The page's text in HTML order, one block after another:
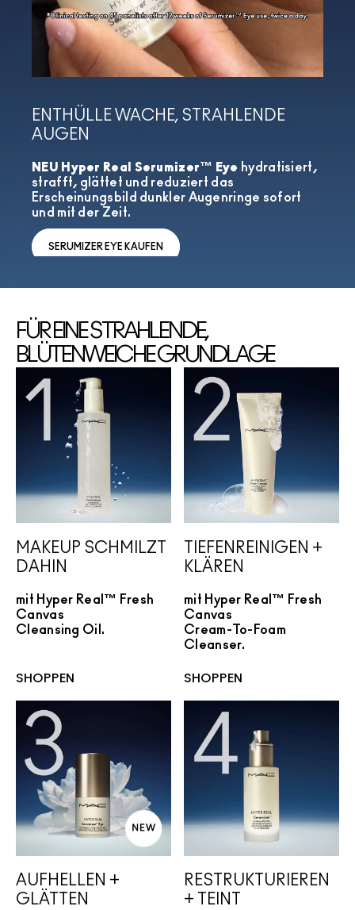
ENTHÜLLE WACHE, STRAHLENDE
AUGEN
NEU Hyper Real Serumizer™ Eye hydratisiert,
strafft, glättet und reduziert das
Erscheinungsbild dunkler Augenringe sofort
und mit der Zeit.
SERUMIZER EYE KAUFEN
FÜR EINE STRAHLENDE,
BLÜTENWEICHE GRUNDLAGE
MAKEUP SCHMILZT
DAHIN
mit Hyper Real™ Fresh
Canvas
Cleansing Oil.
SHOPPEN
TIEFENREINIGEN +
KLÄREN
mit Hyper Real™ Fresh
Canvas
Cream-To-Foam
Cleanser.
SHOPPEN
AUFHELLEN +
GLÄTTEN
RESTRUKTURIEREN
+ TEINT